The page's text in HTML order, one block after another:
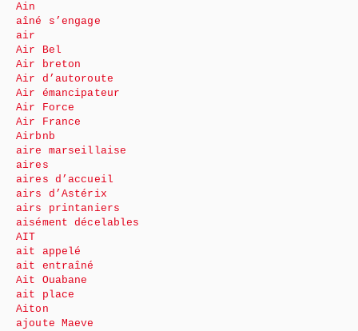
Ain
aîné s’engage
air
Air Bel
Air breton
Air d’autoroute
Air émancipateur
Air Force
Air France
Airbnb
aire marseillaise
aires
aires d’accueil
airs d’Astérix
airs printaniers
aisément décelables
AIT
ait appelé
ait entraîné
Ait Ouabane
ait place
Aiton
ajoute Maeve